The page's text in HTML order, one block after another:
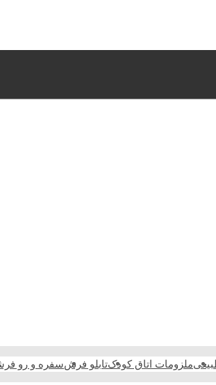
ملزومات اتاق کودکتابلو فرشسفره و رو